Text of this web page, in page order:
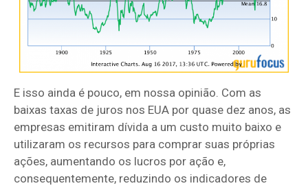
E isso ainda é pouco, em nossa opinião. Com as
baixas taxas de juros nos EUA por quase dez anos, as
empresas emitiram dívida a um custo muito baixo e
utilizaram os recursos para comprar suas próprias
ações, aumentando os lucros por ação e,
consequentemente, reduzindo os indicadores de